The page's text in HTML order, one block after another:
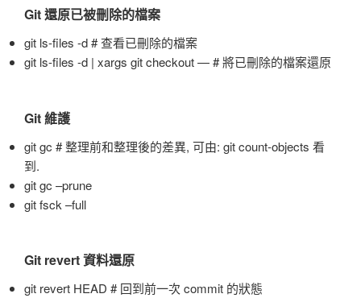
Git 還原已被刪除的檔案
git ls-files -d # 查看已刪除的檔案
git ls-files -d | xargs git checkout — # 將已刪除的檔案還原
Git 維護
git gc # 整理前和整理後的差異, 可由: git count-objects 看
到.
git gc –prune
git fsck –full
Git revert 資料還原
git revert HEAD # 回到前一次 commit 的狀態